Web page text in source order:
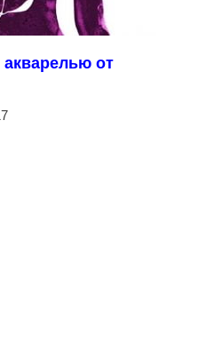
от